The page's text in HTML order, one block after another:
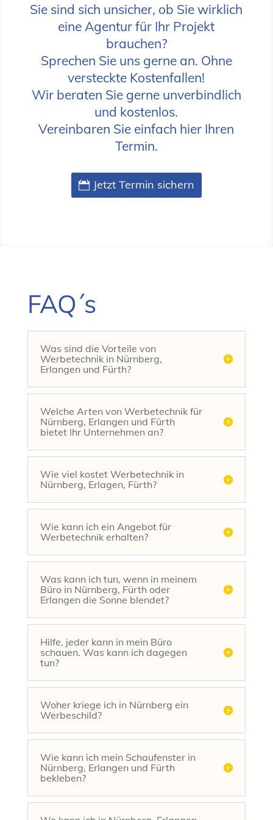
Sie sind sich unsicher, ob Sie wirklich
eine Agentur für Ihr Projekt
brauchen?
Sprechen Sie uns gerne an. Ohne
versteckte Kostenfallen!
Wir beraten Sie gerne unverbindlich
und kostenlos.
Vereinbaren Sie einfach hier Ihren
Termin.
Jetzt Termin sichern
FAQ´s
Was sind die Vorteile von
Werbetechnik in Nürnberg,
Erlangen und Fürth?
Welche Arten von Werbetechnik für
Nürnberg, Erlangen und Fürth
bietet Ihr Unternehmen an?
Wie viel kostet Werbetechnik in
Nürnberg, Erlagen, Fürth?
Wie kann ich ein Angebot für
Werbetechnik erhalten?
Was kann ich tun, wenn in meinem
Büro in Nürnberg, Fürth oder
Erlangen die Sonne blendet?
Hilfe, jeder kann in mein Büro
schauen. Was kann ich dagegen
tun?
Woher kriege ich in Nürnberg ein
Werbeschild?
Wie kann ich mein Schaufenster in
Nürnberg, Erlangen und Fürth
bekleben?